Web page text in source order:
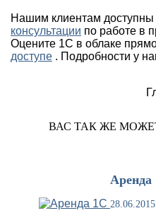
Нашим клиентам доступны
консультации по работе в
Оцените 1С в облаке
доступе . Подробности у
ВАС ТАК ЖЕ
Аренда
28.06.2015